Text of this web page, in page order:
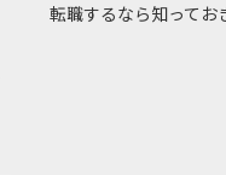
転職するなら知ってお